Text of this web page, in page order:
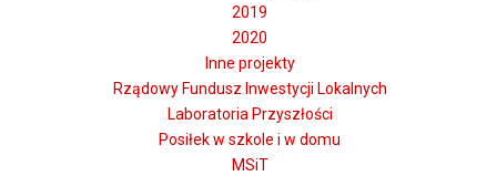
2019
2020
Inne projekty
Rządowy Fundusz Inwestycji Lokalnych
Laboratoria Przyszłości
Posiłek w szkole i w domu
MSiT